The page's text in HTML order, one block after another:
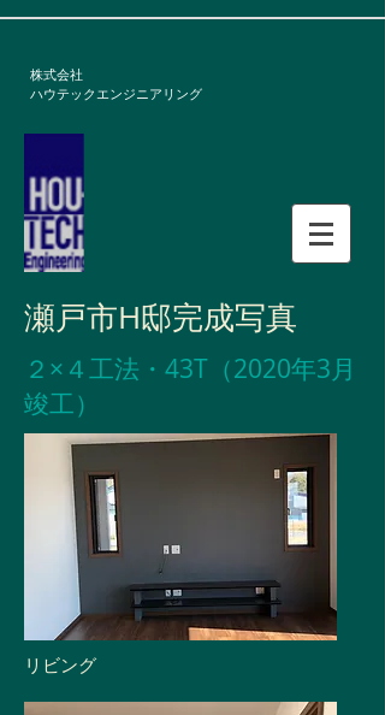
株式会社
​ハウテックエンジニアリング
瀬戸市H邸完成写真
​２×４工法・43T（2020年3月
竣工）
​リビング